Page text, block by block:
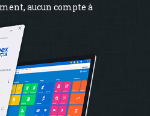
aucun compte à